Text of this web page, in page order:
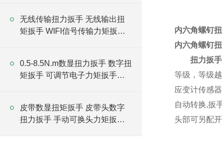
无线传输扭力扳手 无线输出扭
矩扳手 WIFI信号传输力矩扳手
0.5-8.5N.m数显扭力扳手 数字扭
矩扳手 可调节电子力矩扳手厂
皮带数显扭矩扳手 皮带头数字
扭力扳手 手动可换头力矩扳手
内六角螺钉
内六角螺钉
扭力扳手
等级，等级
应变计传感
自动转换,扳
头部可另配